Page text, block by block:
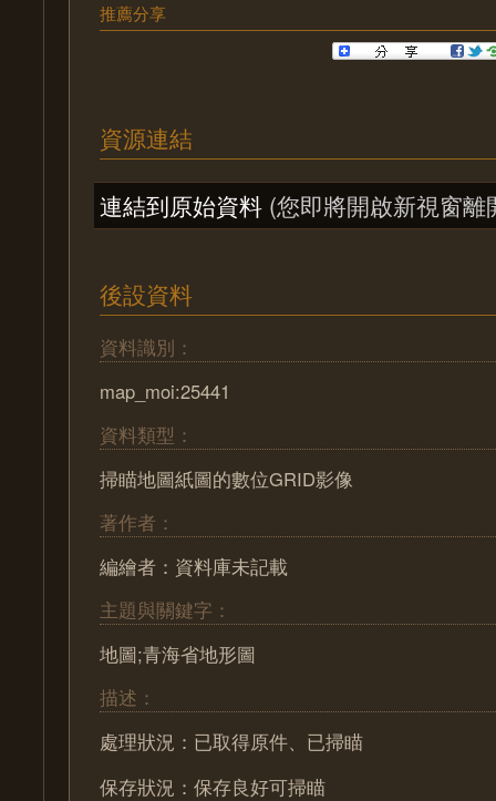
推薦分享
資源連結
連結到原始資料 (您即將開啟新視窗離
後設資料
資料識別：
map_moi:25441
資料類型：
掃瞄地圖紙圖的數位GRID影像
著作者：
編繪者：資料庫未記載
主題與關鍵字：
地圖;青海省地形圖
描述：
處理狀況：已取得原件、已掃瞄
保存狀況：保存良好可掃瞄